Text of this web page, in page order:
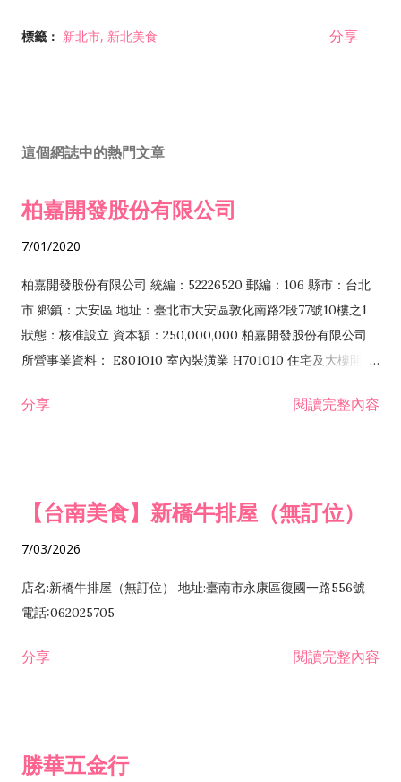
標籤： 新北市 新北美食 分享
這個網誌中的熱門文章
柏嘉開發股份有限公司
7/01/2020
柏嘉開發股份有限公司 統編：52226520 郵編：106 縣市：台北
市 鄉鎮：大安區 地址：臺北市大安區敦化南路2段77號10樓之1
狀態：核准設立 資本額：250,000,000 柏嘉開發股份有限公司
所營事業資料： E801010 室內裝潢業 H701010 住宅及大樓開發
發業 H703090 不動產買賣業 H703100 不動產租賃業 I503010
分享 閱讀完整內容
【台南美食】新橋牛排屋（無訂位）
7/03/2026
店名:新橋牛排屋（無訂位） 地址:臺南市永康區復國一路556號
電話:062025705
分享 閱讀完整內容
勝華五金行